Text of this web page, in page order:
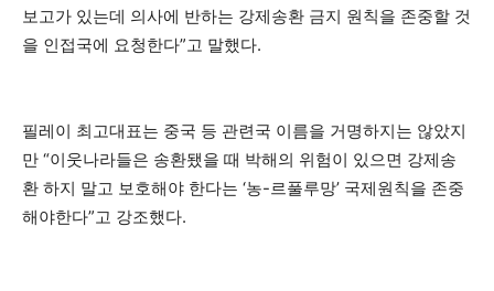
보고가 있는데 의사에 반하는 강제송환 금지 원칙을 존중할 것
을 인접국에 요청한다”고 말했다.
필레이 최고대표는 중국 등 관련국 이름을 거명하지는 않았지
만 “이웃나라들은 송환됐을 때 박해의 위험이 있으면 강제송
환 하지 말고 보호해야 한다는 ‘농-르풀루망’ 국제원칙을 존중
해야한다”고 강조했다.